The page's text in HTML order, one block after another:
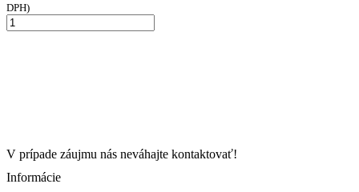
42,78€.29,81€.
DPH)
množstvo
biela
V prípade záujmu nás neváhajte kontaktovať!
Informácie